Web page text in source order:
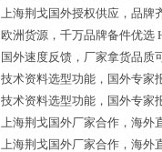
上海荆戈国外授权供应，品牌
欧洲货源，千万品牌备件优选
国外速度反馈，厂家拿货品质
技术资料选型功能，国外专家
技术资料选型功能，国外专家
上海荆戈国外厂家合作，海外
上海荆戈国外厂家合作，海外